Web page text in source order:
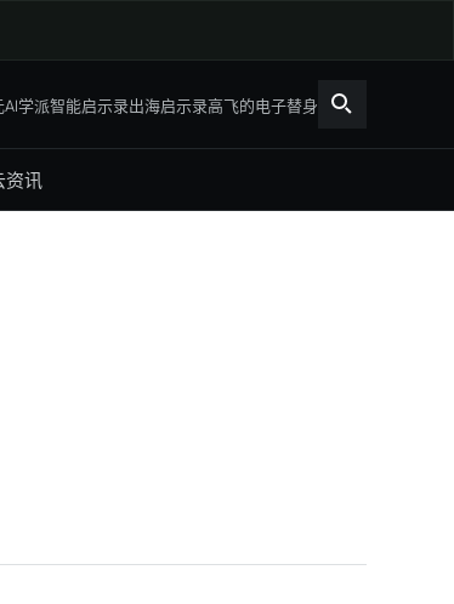
AI学派智能启示录出海启示录高飞的电子替身
资讯